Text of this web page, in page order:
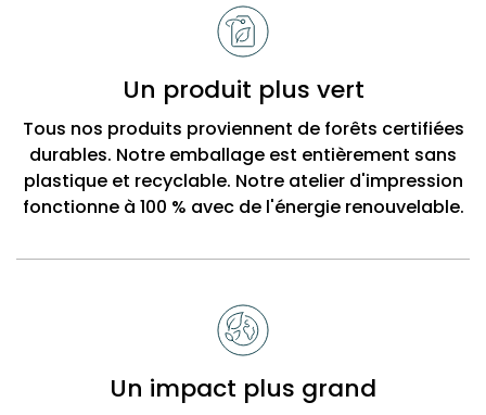
Un produit plus vert
Tous nos produits proviennent de forêts certifiées
durables. Notre emballage est entièrement sans
plastique et recyclable. Notre atelier d'impression
fonctionne à 100 % avec de l'énergie renouvelable.
Un impact plus grand